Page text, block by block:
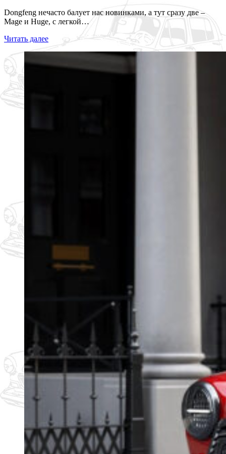
Dongfeng нечасто балует нас новинками, а тут сразу две –
Mage и Huge, с легкой…
Читать далее